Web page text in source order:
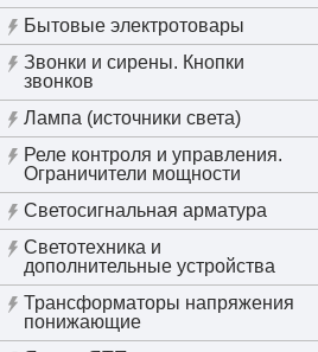
Бытовые электротовары
Звонки и сирены. Кнопки
звонков
Лампа (источники света)
Реле контроля и управления.
Ограничители мощности
Светосигнальная арматура
Светотехника и
дополнительные устройства
Трансформаторы напряжения
понижающие